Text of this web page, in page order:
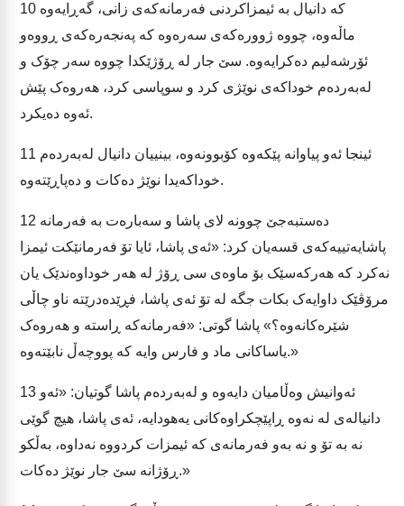
10
ماڵەوە، چووە ژوورەکەی سەرەوە کە پەنجەرەکەی ڕووەو
ئۆرشەلیم دەکرایەوە. سێ جار لە ڕۆژێکدا چووە سەر چۆک و
لەبەردەم خوداکەی نوێژی کرد و سوپاسی کرد، هەروەک پێش
ئەوە دەیکرد.
11
خوداکەیدا نوێژ دەکات و دەپاڕێتەوە.
12
پاشایەتییەکەی قسەیان کرد: «ئەی پاشا، ئایا تۆ فەرمانێکت ئیمزا
نەکرد کە هەرکەسێک بۆ ماوەی سی ڕۆژ لە هەر خوداوەندێک یان
مرۆڤێک داوایەک بکات جگە لە تۆ ئەی پاشا، فڕێدەدرێتە ناو چاڵی
شێرەکانەوە؟» پاشا گوتی: «فەرمانەکە ڕاستە و هەروەک
یاساکانی ماد و فارس وایە کە پووچەڵ نابێتەوە.»
13
دانیالەی لە نەوە ڕاپێچکراوەکانی یەهودایە، ئەی پاشا، هیچ گوێی
نە بە تۆ و نە بەو فەرمانەی کە ئیمزات کردووە نەداوە، بەڵکو
ڕۆژانە سێ جار نوێژ دەکات.»